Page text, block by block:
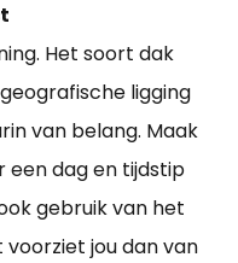
Het soort dak
ligging
van belang. Maak
een dag en tijdstip
gebruik van het
voorziet jou dan van